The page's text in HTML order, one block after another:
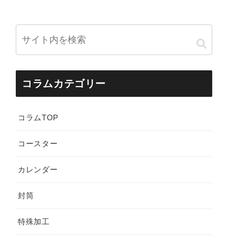
コラムカテゴリー
コラムTOP
コースター
カレンダー
封筒
特殊加工